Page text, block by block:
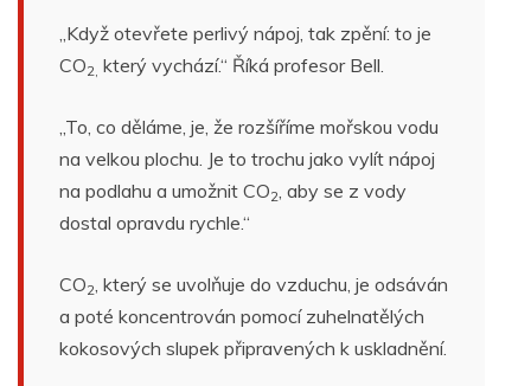
„Když otevřete perlivý nápoj, tak zpění: to je
CO2, který vychází.“ Říká profesor Bell.
„To, co děláme, je, že rozšíříme mořskou vodu
na velkou plochu. Je to trochu jako vylít nápoj
na podlahu a umožnit CO2 , aby se z vody
dostal opravdu rychle.“
CO2 , který se uvolňuje do vzduchu, je odsáván
a poté koncentrován pomocí zuhelnatělých
kokosových slupek připravených k uskladnění.